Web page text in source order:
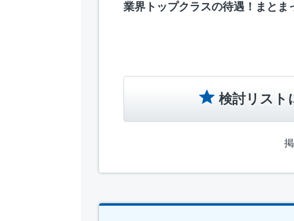
業界トップクラスの待遇！まとま
検討リスト